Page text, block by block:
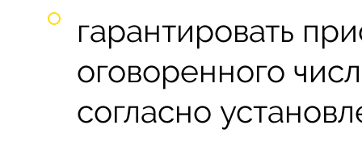
гарантировать
оговоренного
согласно